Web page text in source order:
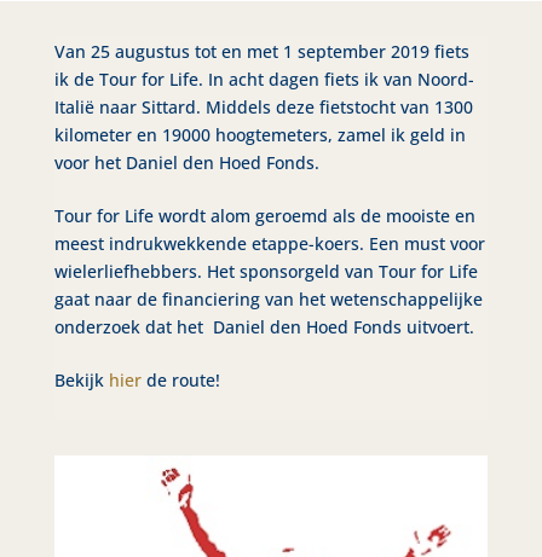
Van 25 augustus tot en met 1 september 2019 fiets
ik de Tour for Life. In acht dagen fiets ik van Noord-
Italië naar Sittard. Middels deze fietstocht van 1300
kilometer en 19000 hoogtemeters, zamel ik geld in
voor het Daniel den Hoed Fonds.
Tour for Life wordt alom geroemd als de mooiste en
meest indrukwekkende etappe-koers. Een must voor
wielerliefhebbers. Het sponsorgeld van Tour for Life
gaat naar de financiering van het wetenschappelijke
onderzoek dat het Daniel den Hoed Fonds uitvoert.
Bekijk hierde route!